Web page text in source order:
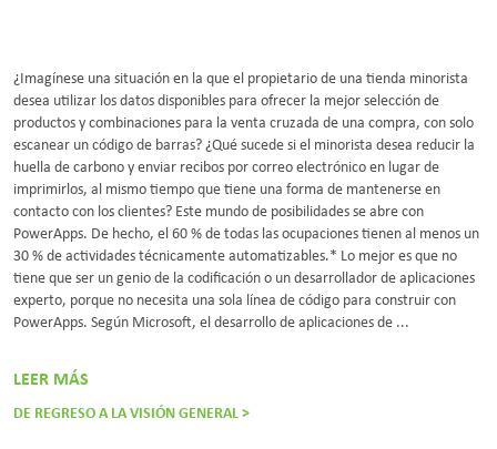
¿Imagínese una situación en la que el propietario de una tienda minorista
desea utilizar los datos disponibles para ofrecer la mejor selección de
productos y combinaciones para la venta cruzada de una compra, con solo
escanear un código de barras? ¿Qué sucede si el minorista desea reducir la
huella de carbono y enviar recibos por correo electrónico en lugar de
imprimirlos, al mismo tiempo que tiene una forma de mantenerse en
contacto con los clientes? Este mundo de posibilidades se abre con
PowerApps. De hecho, el 60 % de todas las ocupaciones tienen al menos un
30 % de actividades técnicamente automatizables.* Lo mejor es que no
tiene que ser un genio de la codificación o un desarrollador de aplicaciones
experto, porque no necesita una sola línea de código para construir con
PowerApps. Según Microsoft, el desarrollo de aplicaciones de ...
LEER MÁS
DE REGRESO A LA VISIÓN GENERAL >